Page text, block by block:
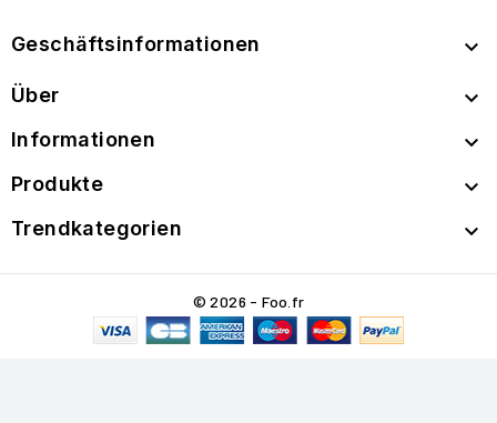
Geschäftsinformationen 
Über 
Informationen 
Produkte 
Trendkategorien 
© 2026 - Foo.fr